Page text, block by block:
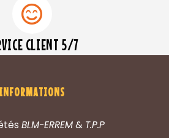
CLIENT 5/7
INFORMATIONS
BLM-ERREM& T.P.P